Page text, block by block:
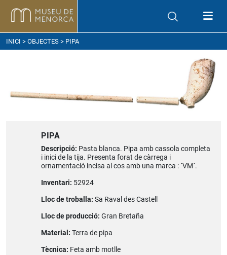
arribar
INICI > OBJECTES > PIPA
PIPA
Descripció: Pasta blanca. Pipa amb cassola completa
i inici de la tija. Presenta forat de càrrega i
ornamentació incisa al cos amb una marca : ´VM´.
Inventari: 52924
Lloc de troballa: Sa Raval des Castell
Lloc de producció: Gran Bretaña
Material: Terra de pipa
Tècnica: Feta amb motlle